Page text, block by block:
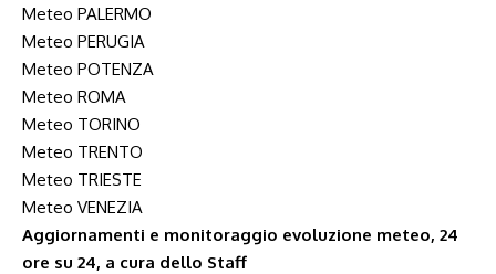
Meteo PALERMO
Meteo PERUGIA
Meteo POTENZA
Meteo ROMA
Meteo TORINO
Meteo TRENTO
Meteo TRIESTE
Meteo VENEZIA
Aggiornamenti e monitoraggio evoluzione meteo, 24
ore su 24, a cura dello Staff